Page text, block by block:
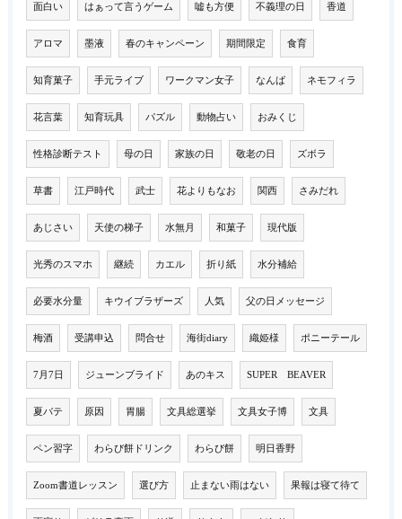
面白い はぁって言うゲーム 嘘も方便 不義理の日 香道
アロマ 墨液 春のキャンペーン 期間限定 食育
知育菓子 手元ライブ ワークマン女子 なんば ネモフィラ
花言葉 知育玩具 パズル 動物占い おみくじ
性格診断テスト 母の日 家族の日 敬老の日 ズボラ
草書 江戸時代 武士 花よりもなお 関西 さみだれ
あじさい 天使の梯子 水無月 和菓子 現代版
光秀のスマホ 継続 カエル 折り紙 水分補給
必要水分量 キウイブラザーズ 人気 父の日メッセージ
梅酒 受講申込 問合せ 海街diary 織姫様 ポニーテール
7月7日 ジューンブライド あのキス SUPER BEAVER
夏バテ 原因 胃腸 文具総選挙 文具女子博 文具
ペン習字 わらび餅ドリンク わらび餅 明日香野
Zoom書道レッスン 選び方 止まない雨はない 果報は寝て待て